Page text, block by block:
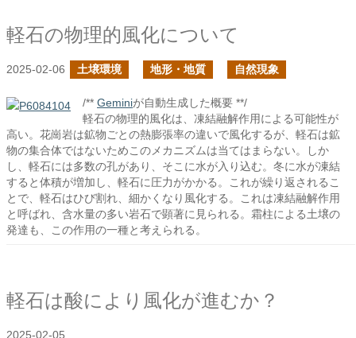
軽石の物理的風化について
2025-02-06 土壌環境 地形・地質 自然現象
/** Geminiが自動生成した概要 **/
軽石の物理的風化は、凍結融解作用による可能性が
高い。花崗岩は鉱物ごとの熱膨張率の違いで風化するが、軽石は鉱
物の集合体ではないためこのメカニズムは当てはまらない。しか
し、軽石には多数の孔があり、そこに水が入り込む。冬に水が凍結
すると体積が増加し、軽石に圧力がかかる。これが繰り返されるこ
とで、軽石はひび割れ、細かくなり風化する。これは凍結融解作用
と呼ばれ、含水量の多い岩石で顕著に見られる。霜柱による土壌の
発達も、この作用の一種と考えられる。
軽石は酸により風化が進むか？
2025-02-05